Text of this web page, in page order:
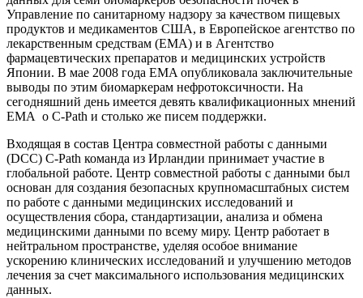
Управление по санитарному надзору за качеством пищевых
продуктов и медикаментов США, в Европейское агентство по
лекарственным средствам (EMA) и в Агентство
фармацевтических препаратов и медицинских устройств
Японии. В мае 2008 года EMA опубликовала заключительные
выводы по этим биомаркерам нефротоксичности. На
сегодняшний день имеется девять квалификационных мнений
EMA о C-Path и столько же писем поддержки.
Входящая в состав Центра совместной работы с данными
(DCC) C-Path команда из Ирландии принимает участие в
глобальной работе. Центр совместной работы с данными был
основан для создания безопасных крупномасштабных систем
по работе с данными медицинских исследований и
осуществления сбора, стандартизации, анализа и обмена
медицинскими данными по всему миру. Центр работает в
нейтральном пространстве, уделяя особое внимание
ускорению клинических исследований и улучшению методов
лечения за счет максимального использования медицинских
данных.